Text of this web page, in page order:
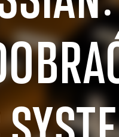
Rollouty SAP